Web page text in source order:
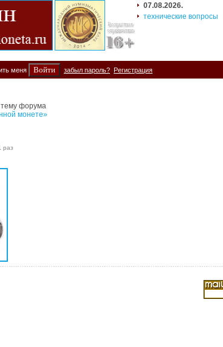
07.08.2026.
технические вопросы
меня забыл пароль? Регистрация
форума
монете»
раз